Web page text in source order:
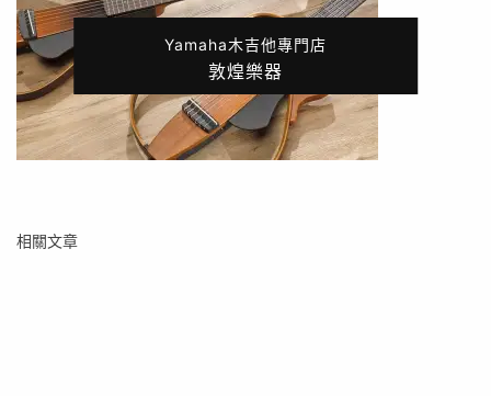
Yamaha木吉他專門店
敦煌樂器
相關文章